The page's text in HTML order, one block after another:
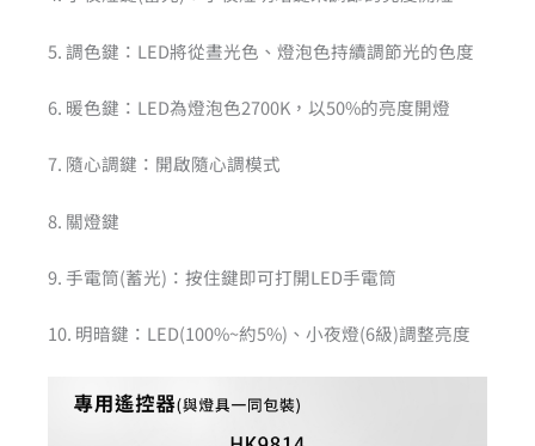
5. 調色鍵：LED將從晝光色、燈泡色持續調節光的色度
6. 暖色鍵：LED為燈泡色2700K，以50%的亮度開燈
7. 隨心調鍵：開啟隨心調模式
8. 關燈鍵
9. 手電筒(蓄光)：按住鍵即可打開LED手電筒
10. 明暗鍵：LED(100%~約5%)、小夜燈(6級)調整亮度